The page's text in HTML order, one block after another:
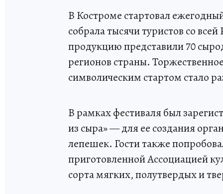
В Костроме стартовал
собрала тысячи туристов со
продукцию представили 70
регионов страны.
символическим стартом стало
В рамках фестиваля был
из сыра» — для ее создания
лепешек. Гости также
приготовленной Ассоциацией
сорта мягких, полутвердых и